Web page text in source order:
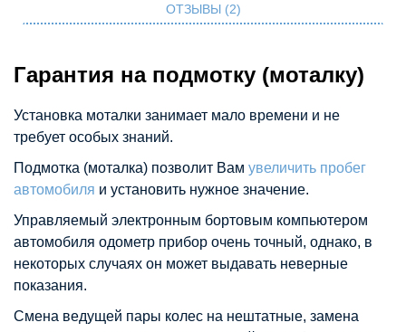
ОТЗЫВЫ (2)
Гарантия на подмотку (моталку)
Установка моталки занимает мало времени и не
требует особых знаний.
Подмотка (моталка) позволит Вам увеличить пробег
автомобиля и установить нужное значение.
Управляемый электронным бортовым компьютером
автомобиля одометр прибор очень точный, однако, в
некоторых случаях он может выдавать неверные
показания.
Смена ведущей пары колес на нештатные, замена